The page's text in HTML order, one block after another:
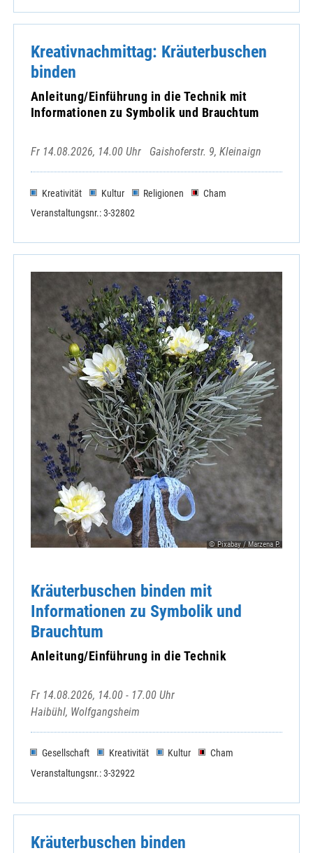
Kreativnachmittag: Kräuterbuschen
binden
Anleitung/Einführung in die Technik mit
Informationen zu Symbolik und Brauchtum
Fr 14.08.2026, 14.00 Uhr Gaishoferstr. 9, Kleinaign
Kreativität Kultur Religionen
Cham
Veranstaltungsnr.: 3-32802
© Pixabay / Marzena P.
Kräuterbuschen binden mit
Informationen zu Symbolik und
Brauchtum
Anleitung/Einführung in die Technik
Fr 14.08.2026, 14.00 - 17.00 Uhr
Haibühl, Wolfgangsheim
Gesellschaft Kreativität Kultur
Cham
Veranstaltungsnr.: 3-32922
Kräuterbuschen binden